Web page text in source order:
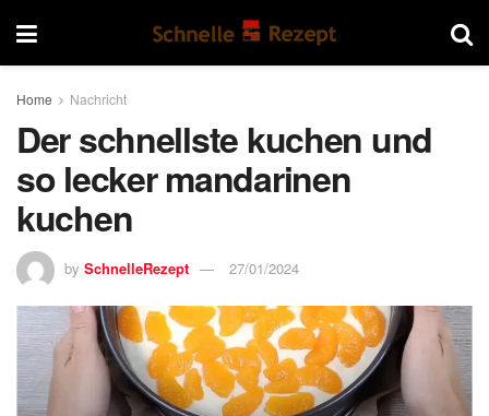
Home Nachricht
Der schnellste kuchen und
so lecker mandarinen
kuchen
by SchnelleRezept 27/01/2024